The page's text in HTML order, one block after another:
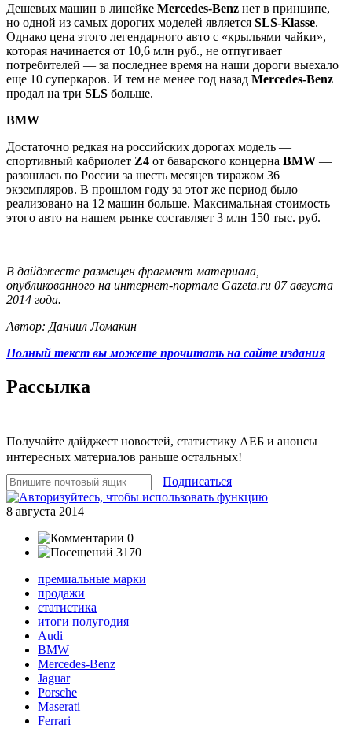
Дешевых машин в линейке Mercedes-Benz нет в принципе,
но одной из самых дорогих моделей является SLS-Klasse.
Однако цена этого легендарного авто с «крыльями чайки»,
которая начинается от 10,6 млн руб., не отпугивает
потребителей — за последнее время на наши дороги выехало
еще 10 суперкаров. И тем не менее год назад Mercedes-Benz
продал на три SLS больше.
BMW
Достаточно редкая на российских дорогах модель —
спортивный кабриолет Z4 от баварского концерна BMW —
разошлась по России за шесть месяцев тиражом 36
экземпляров. В прошлом году за этот же период было
реализовано на 12 машин больше. Максимальная стоимость
этого авто на нашем рынке составляет 3 млн 150 тыс. руб.
В дайджесте размещен фрагмент материала,
опубликованного на интернет-портале Gazeta.ru 07 августа
2014 года.
Автор: Даниил Ломакин
Полный текст вы можете прочитать на сайте издания
Рассылка
Получайте дайджест новостей, статистику АЕБ и анонсы
интересных материалов раньше остальных!
Подписаться
8 августа 2014
0
3170
премиальные марки
продажи
статистика
итоги полугодия
Audi
BMW
Mercedes-Benz
Jaguar
Porsche
Maserati
Ferrari